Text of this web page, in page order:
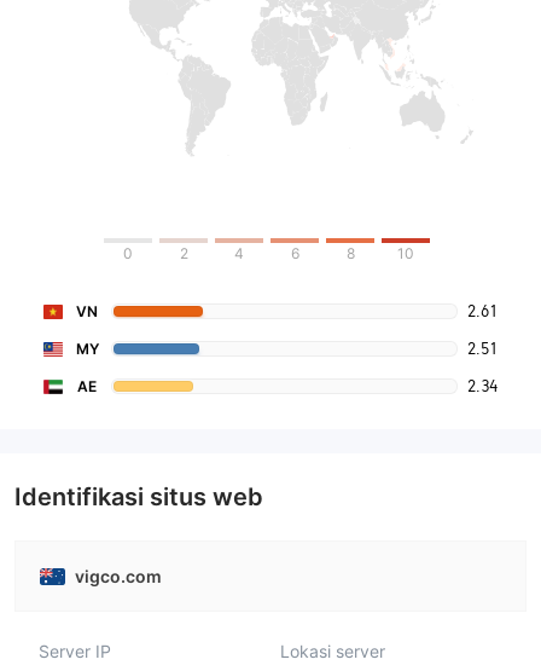
0 2 4 6 8 10
VN 2.61
MY 2.51
AE 2.34
Identifikasi situs web
vigco.com
Server IP
Lokasi server